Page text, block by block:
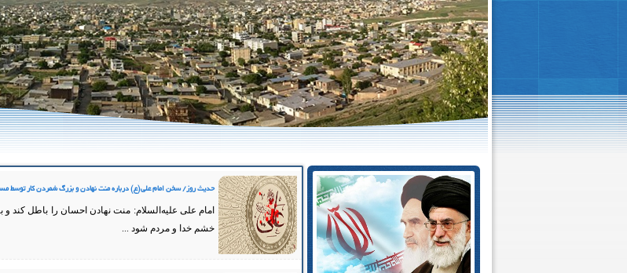
حدیث روز/ سخن امام علی(ع) درباره منت نهادن و بزرگ شمردن کار توسط
امام علی علیه‌السلام: منت نهادن احسان را باطل
خشم خدا و مردم شود ...